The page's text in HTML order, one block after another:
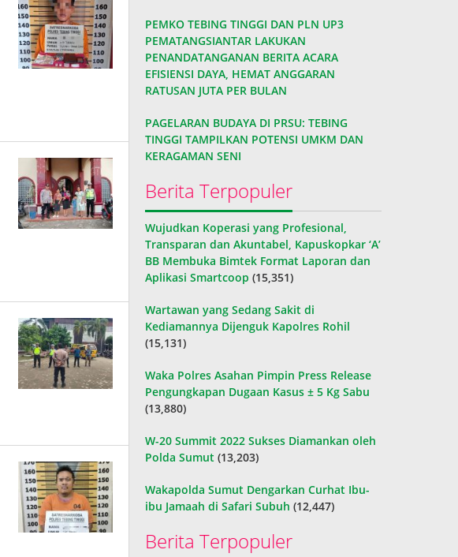
PEMKO TEBING TINGGI DAN PLN UP3
PEMATANGSIANTAR LAKUKAN
PENANDATANGANAN BERITA ACARA
EFISIENSI DAYA, HEMAT ANGGARAN
RATUSAN JUTA PER BULAN
PAGELARAN BUDAYA DI PRSU: TEBING
TINGGI TAMPILKAN POTENSI UMKM DAN
KERAGAMAN SENI
Berita Terpopuler
Wujudkan Koperasi yang Profesional,
Transparan dan Akuntabel, Kapuskopkar ‘A’
BB Membuka Bimtek Format Laporan dan
Aplikasi Smartcoop (15,351)
Wartawan yang Sedang Sakit di
Kediamannya Dijenguk Kapolres Rohil
(15,131)
Waka Polres Asahan Pimpin Press Release
Pengungkapan Dugaan Kasus ± 5 Kg Sabu
(13,880)
W-20 Summit 2022 Sukses Diamankan oleh
Polda Sumut (13,203)
Wakapolda Sumut Dengarkan Curhat Ibu-
ibu Jamaah di Safari Subuh (12,447)
Berita Terpopuler